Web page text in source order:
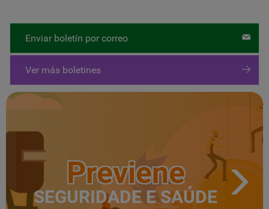
Enviar boletín por correo
Ver más boletines
Previene
SEGURIDADE E SAÚDE